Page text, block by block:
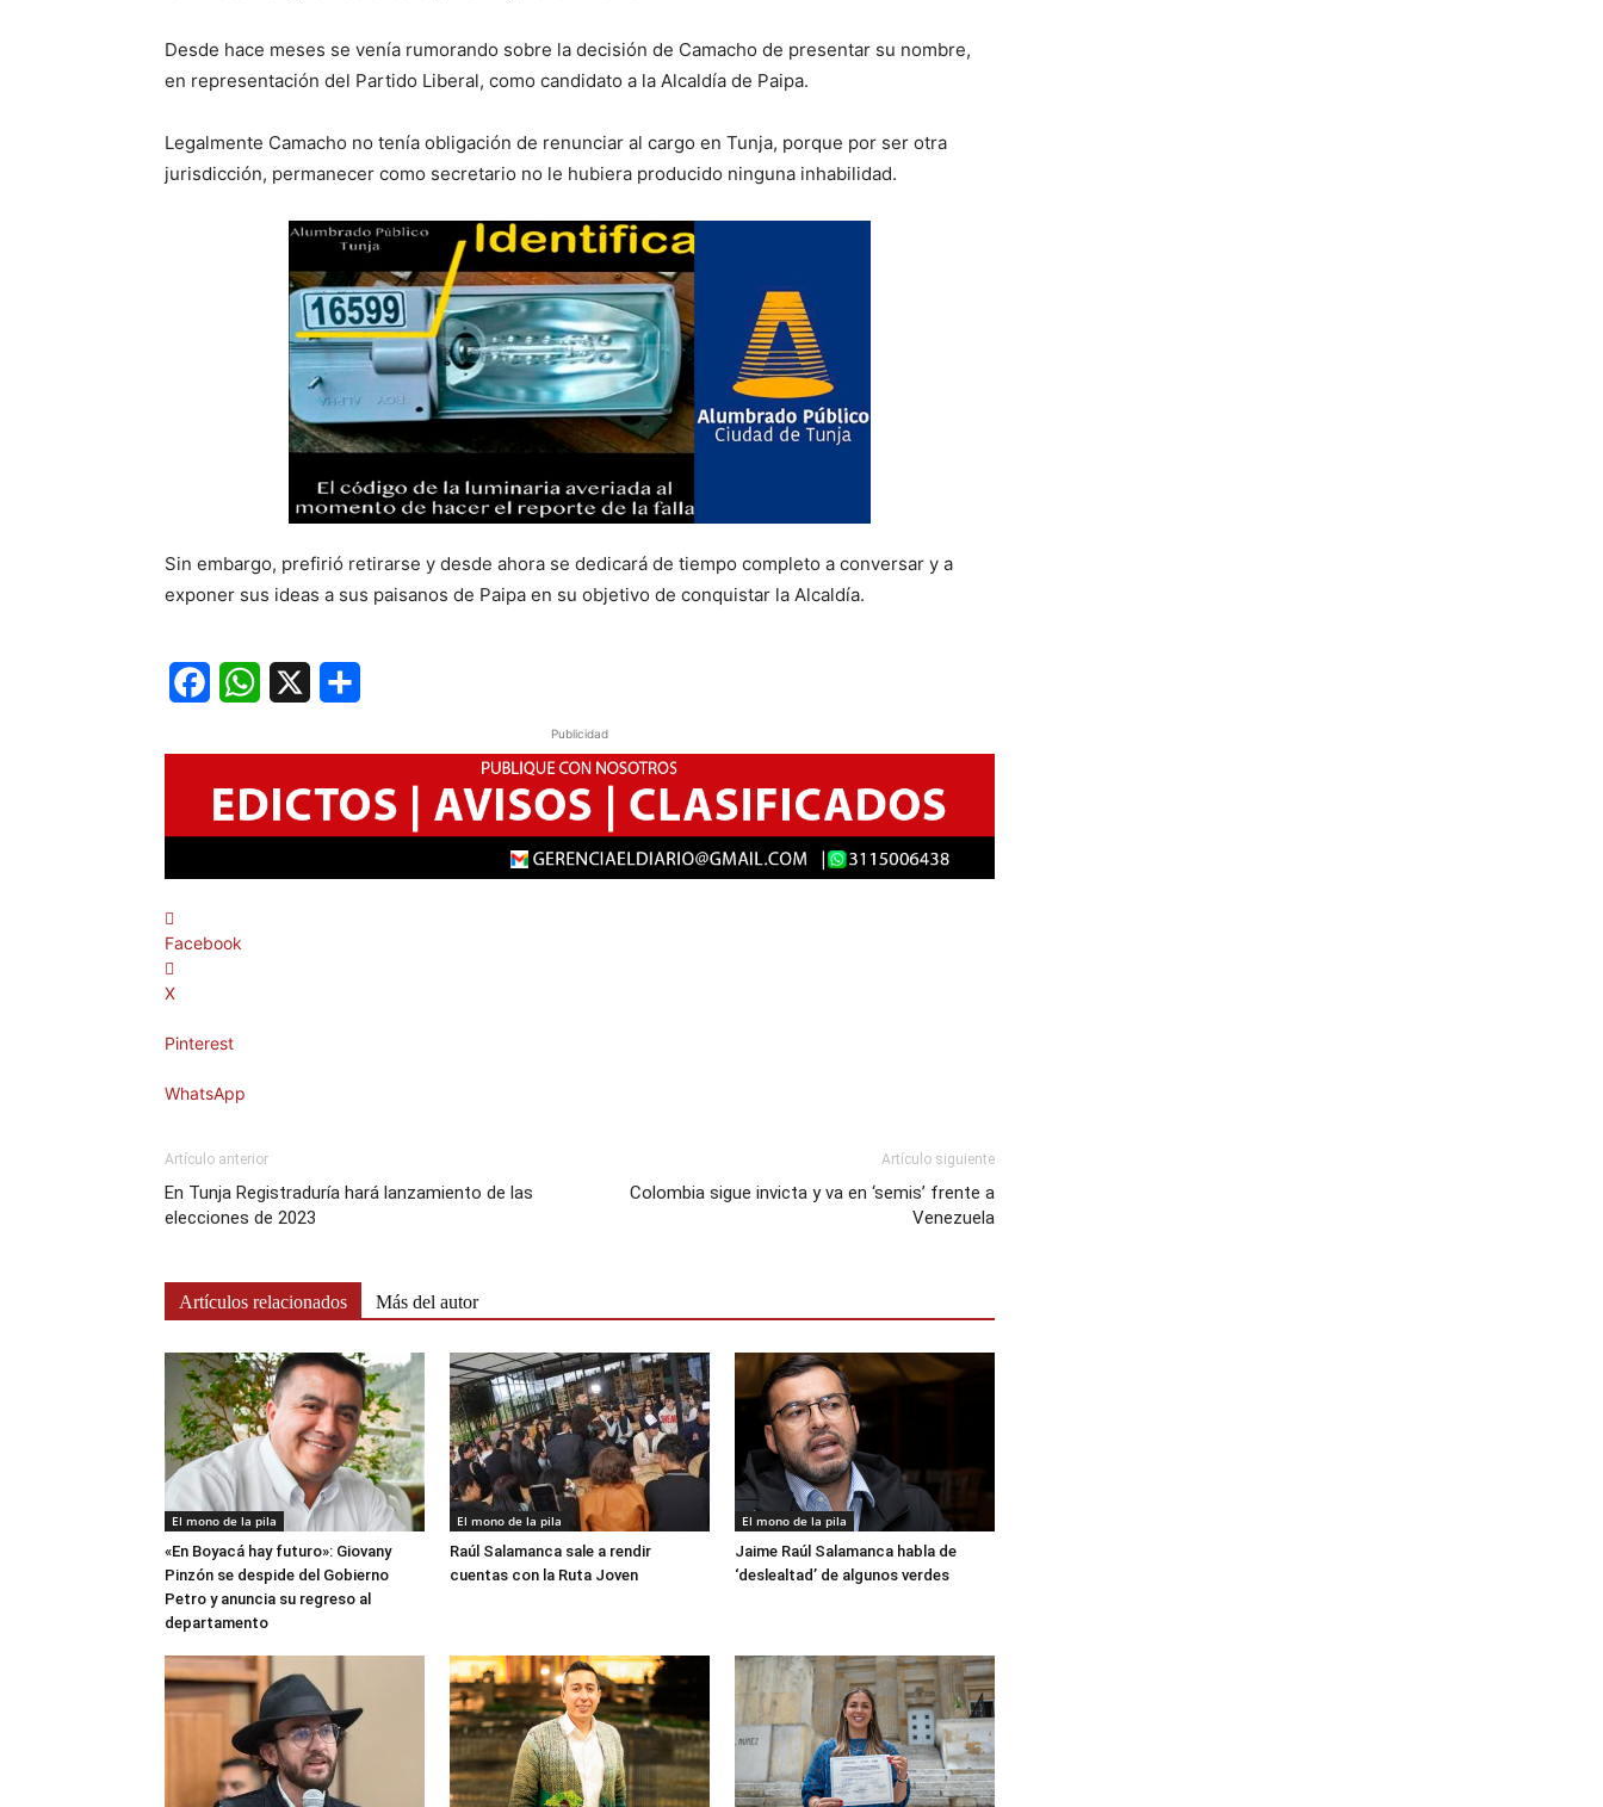
Desde hace meses se venía rumorando sobre la decisión de Camacho de presentar su nombre,
en representación del Partido Liberal, como candidato a la Alcaldía de Paipa.
Legalmente Camacho no tenía obligación de renunciar al cargo en Tunja, porque por ser otra
jurisdicción, permanecer como secretario no le hubiera producido ninguna inhabilidad.
Sin embargo, prefirió retirarse y desde ahora se dedicará de tiempo completo a conversar y a
exponer sus ideas a sus paisanos de Paipa en su objetivo de conquistar la Alcaldía.
Publicidad
Facebook
X
Pinterest
WhatsApp
Artículo anterior
En Tunja Registraduría hará lanzamiento de las
elecciones de 2023
Artículo siguiente
Colombia sigue invicta y va en ‘semis’ frente a
Venezuela
Artículos relacionados Más del autor
El mono de la pila
«En Boyacá hay futuro»: Giovany
Pinzón se despide del Gobierno
Petro y anuncia su regreso al
departamento
El mono de la pila
Raúl Salamanca sale a rendir
cuentas con la Ruta Joven
El mono de la pila
Jaime Raúl Salamanca habla de
‘deslealtad’ de algunos verdes